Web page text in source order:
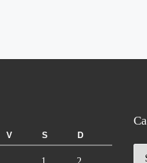
RITORNA ALLA LISTA
V S D
1 2